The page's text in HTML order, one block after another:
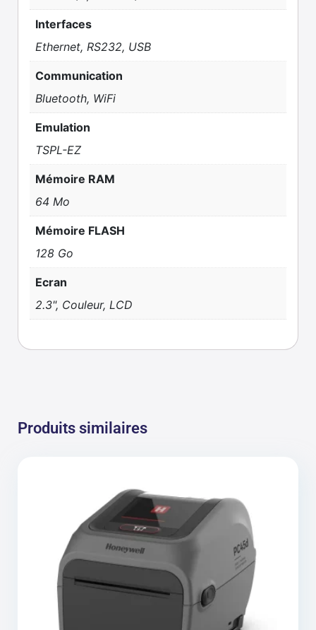
Interfaces
Ethernet, RS232, USB
Communication
Bluetooth, WiFi
Emulation
TSPL-EZ
Mémoire RAM
64 Mo
Mémoire FLASH
128 Go
Ecran
2.3", Couleur, LCD
Produits similaires